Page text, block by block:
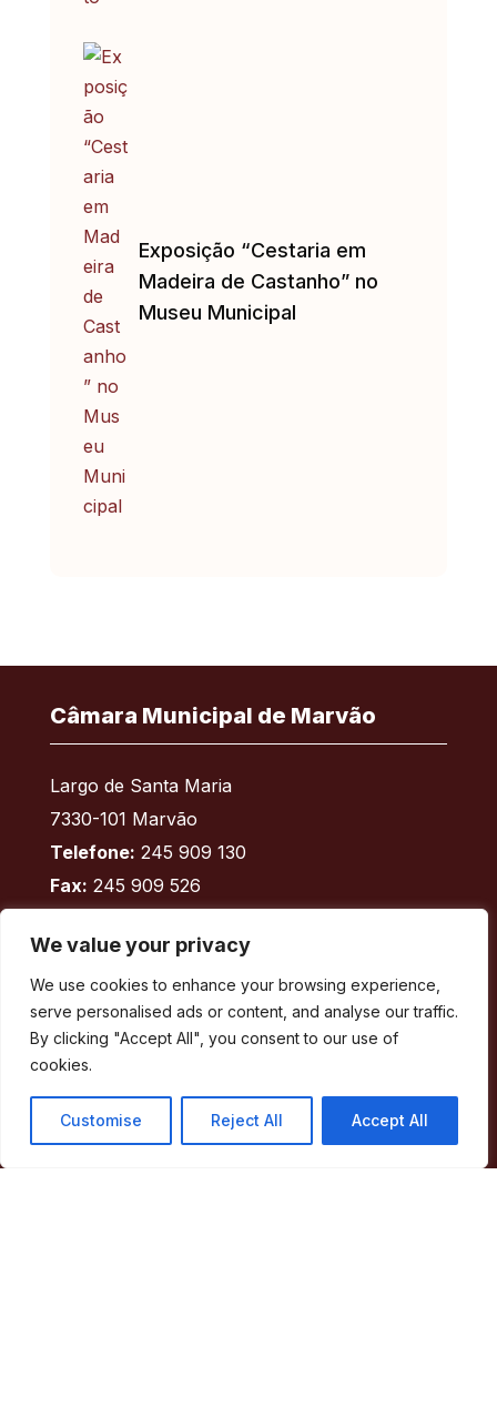
We value your privacy
We use cookies to enhance your browsing experience,
serve personalised ads or content, and analyse our traffic.
By clicking "Accept All", you consent to our use of
cookies.
Customise Reject All Accept All
Exposição “Cestaria em
Madeira de Castanho” no
Museu Municipal
Câmara Municipal de Marvão
Largo de Santa Maria
7330-101 Marvão
Telefone: 245 909 130
Fax: 245 909 526
Facebook
RSS YouTubeInstagram
Áreas
Concelho